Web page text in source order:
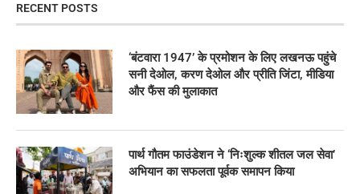
RECENT POSTS
‘बंटवारा 1947’ के प्रमोशन के लिए लखनऊ पहुंचे
सनी देओल, करण देओल और प्रीति जिंटा, मीडिया
और फैंस की मुलाकात
पार्थ गौतम फाउंडेशन ने ‘निःशुल्क शीतल जल सेवा’
अभियान का सफलता पूर्वक समापन किया